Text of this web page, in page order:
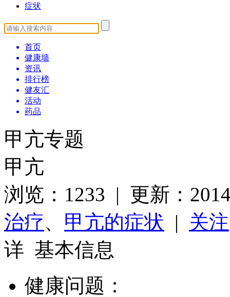
症状
首页
健康墙
资讯
排行榜
健友汇
活动
药品
甲亢专题
甲亢
浏览：1233 | 更新：
治疗、 甲亢的症状 | 关注
详 基本信息
健康问题：